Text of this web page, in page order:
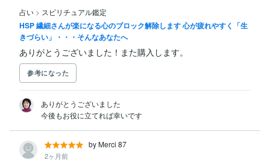
占い > スピリチュアル鑑定
HSP 繊細さんが楽になる心のブロック解除します 心が疲れやすく「生
きづらい」・・・そんなあなたへ
ありがとうございました！また購入します。
参考になった
ありがとうございました
今後もお役に立てれば幸いです
by Merci 87
2ヶ月前